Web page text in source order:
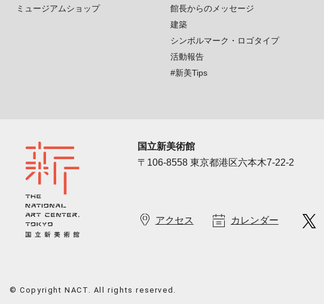
ミュージアムショップ
館長からのメッセージ
建築
シンボルマーク・ロゴタイプ
活動報告
#新美Tips
国立新美術館
〒106-8558 東京都港区六本木7-22-2
アクセス カレンダー
© Copyright NACT. All rights reserved.